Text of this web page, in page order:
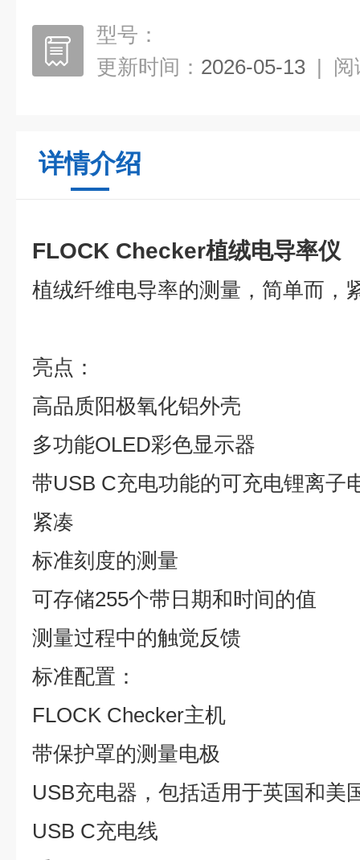
型号：
更新时间： 2026-05-13 | 阅
详情介绍
FLOCK Checker植绒电导率仪
植绒纤维电导率的测量，简单而，
亮点：
高品质阳极氧化铝外壳
多功能OLED彩色显示器
带USB C充电功能的可充电锂离子
紧凑
标准刻度的测量
可存储255个带日期和时间的值
测量过程中的触觉反馈
标准配置：
FLOCK Checker主机
带保护罩的测量电极
USB充电器，包括适用于英国和美
USB C充电线